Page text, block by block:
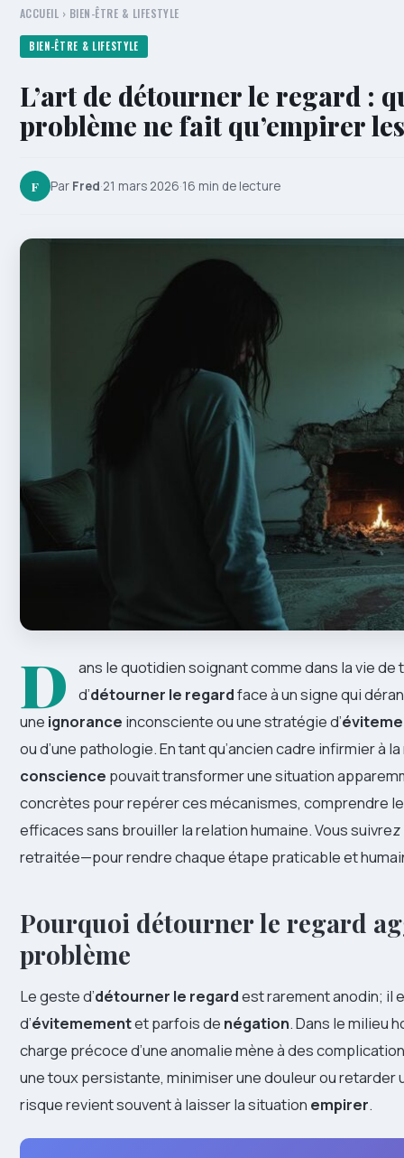
ACCUEIL › BIEN-ÊTRE & LIFESTYLE
BIEN-ÊTRE & LIFESTYLE
L’art de détourner le regard :
problème ne fait qu’empirer
F Par Fred·21 mars 2026·16 min de lecture
D
ans le quotidien soignant comme dans la vie de
d’détourner le regardface à un signe qui
une ignorance inconsciente ou une stratégie d’
ou d’une pathologie. En tant qu’ancien cadre infirmier à
conscience pouvait transformer une situation
concrètes pour repérer ces mécanismes, comprendre
efficaces sans brouiller la relation humaine. Vous
retraitée—pour rendre chaque étape praticable et
Pourquoi détourner le regard
problème
Le geste d’détourner le regardest rarement anodin; il
d’évitemementet parfois de négation. Dans le milieu
charge précoce d’une anomalie mène à des
une toux persistante, minimiser une douleur ou
risque revient souvent à laisser la situation empirer.